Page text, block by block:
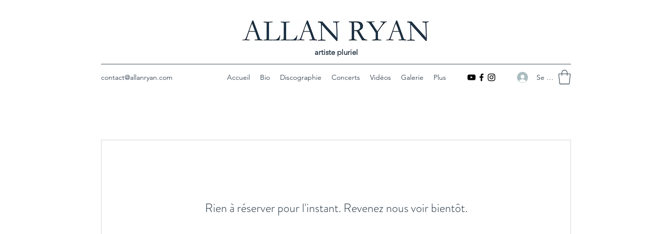
artiste pluriel
contact@allanryan.com Accueil Bio Discographie Concerts Vidéos Galerie Plus Se connecter
Rien à réserver pour l'instant. Revenez nous voir bientôt.